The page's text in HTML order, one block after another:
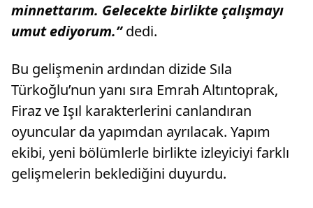
minnettarım. Gelecekte birlikte çalışmayı
umut ediyorum.” dedi.
Bu gelişmenin ardından dizide Sıla
Türkoğlu’nun yanı sıra Emrah Altıntoprak,
Firaz ve Işıl karakterlerini canlandıran
oyuncular da yapımdan ayrılacak. Yapım
ekibi, yeni bölümlerle birlikte izleyiciyi farklı
gelişmelerin beklediğini duyurdu.